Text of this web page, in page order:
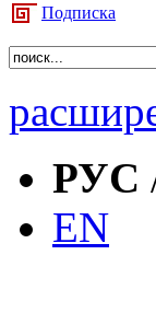
Подписка
РУС
EN